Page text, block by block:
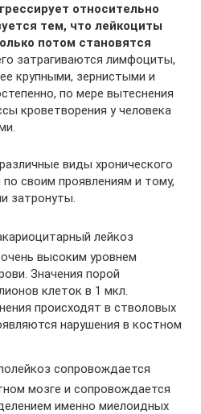
относительно
тем, что лейкоциты
потом становятся
затрагиваются лимфоциты,
крупными, зернистыми и
по мере вытеснения
кроветворения у человека
виды хронического
своим проявлениям и тому,
затронуты.
лейкоз
высоким уровнем
Значения порой
клеток в 1 мкл.
происходят в стволовых
нарушения в костном
сопровождается
мозге и сопровождается
именно миелоидных